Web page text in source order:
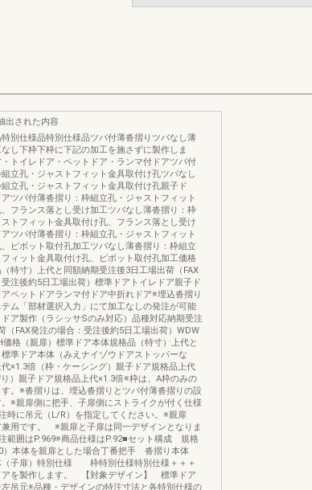
出された内容
別仕様品特別仕様品ツバ付薄沓摺りツバなし薄
し下枠下枠に下記の加工を施さずに製作しま
トイレドア・ペットドア・ランマ付ドアツバ付
立孔・ジャストフィット金具取付け孔ツバなし
立孔・ジャストフィット金具取付け孔親子ド
ツバ付薄沓摺り：枠組立孔・ジャストフィット
フランス落とし受け加工ツバなし薄沓摺り：枠
トフィット金具取付け孔、フランス落とし受け
ツバ付薄沓摺り：枠組立孔・ジャストフィット
ピボット取付孔加工ツバなし薄沓摺り：枠組立
ィット金具取付け孔、ピボット取付孔加工価格
特寸）上代と同額納期受注後3日工場出荷（FAX
注後約5日工場出荷）標準ドアトイレドア親子ド
ペットドアランマ付ドア中折れドア※埋込沓摺り
ム「部材選択入力」にて加工なしの発注が可能
ア製作（ラシッサSのみ対応）品種対応納期受注
（FAX発注の場合：受注後約5日工場出荷）WDW
価格（親扉）標準ドア本体規格品（特寸）上代と
準ドア本体（みえナイゾウドアストッパーな
代×1.3倍（枠・ケーシング）親子ドア規格品上代
）親子ドア規格品上代×1.3倍※枠は、A枠のみの
。※沓摺りは、埋込沓摺りとツバ付薄沓摺りの設
※親扉側に把手、子扉側にストライクが付く仕様
に吊元（L/R）を指定してください。※親扉
用です。 ※親扉と子扉は同一デザインとなりま
範囲はP.969※商品仕様はP.92■セット構成 規格
）本体を親扉とした場合丁番把手 沓摺り本体
（子扉）特別仕様 枠特別仕様特別仕様＋＋＋
アを製作します。 【対象デザイン】 標準ドア
吊元※品種・デザインの特注寸法と各特別仕様の